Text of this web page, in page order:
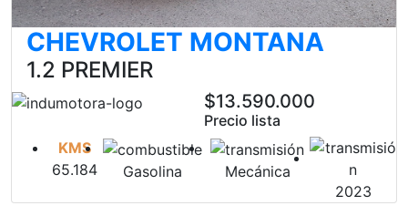
CHEVROLET MONTANA
1.2 PREMIER
$13.590.000
Precio lista
KMS
65.184
Gasolina
Mecánica
2023